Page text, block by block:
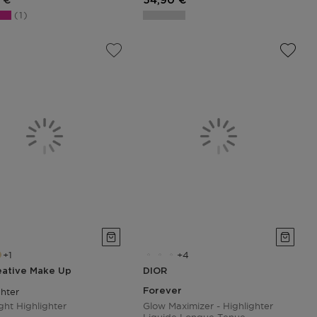
1
1
Make Up
Highlighter
4
DIOR
Forever
Glow Maximizer - Highlighter